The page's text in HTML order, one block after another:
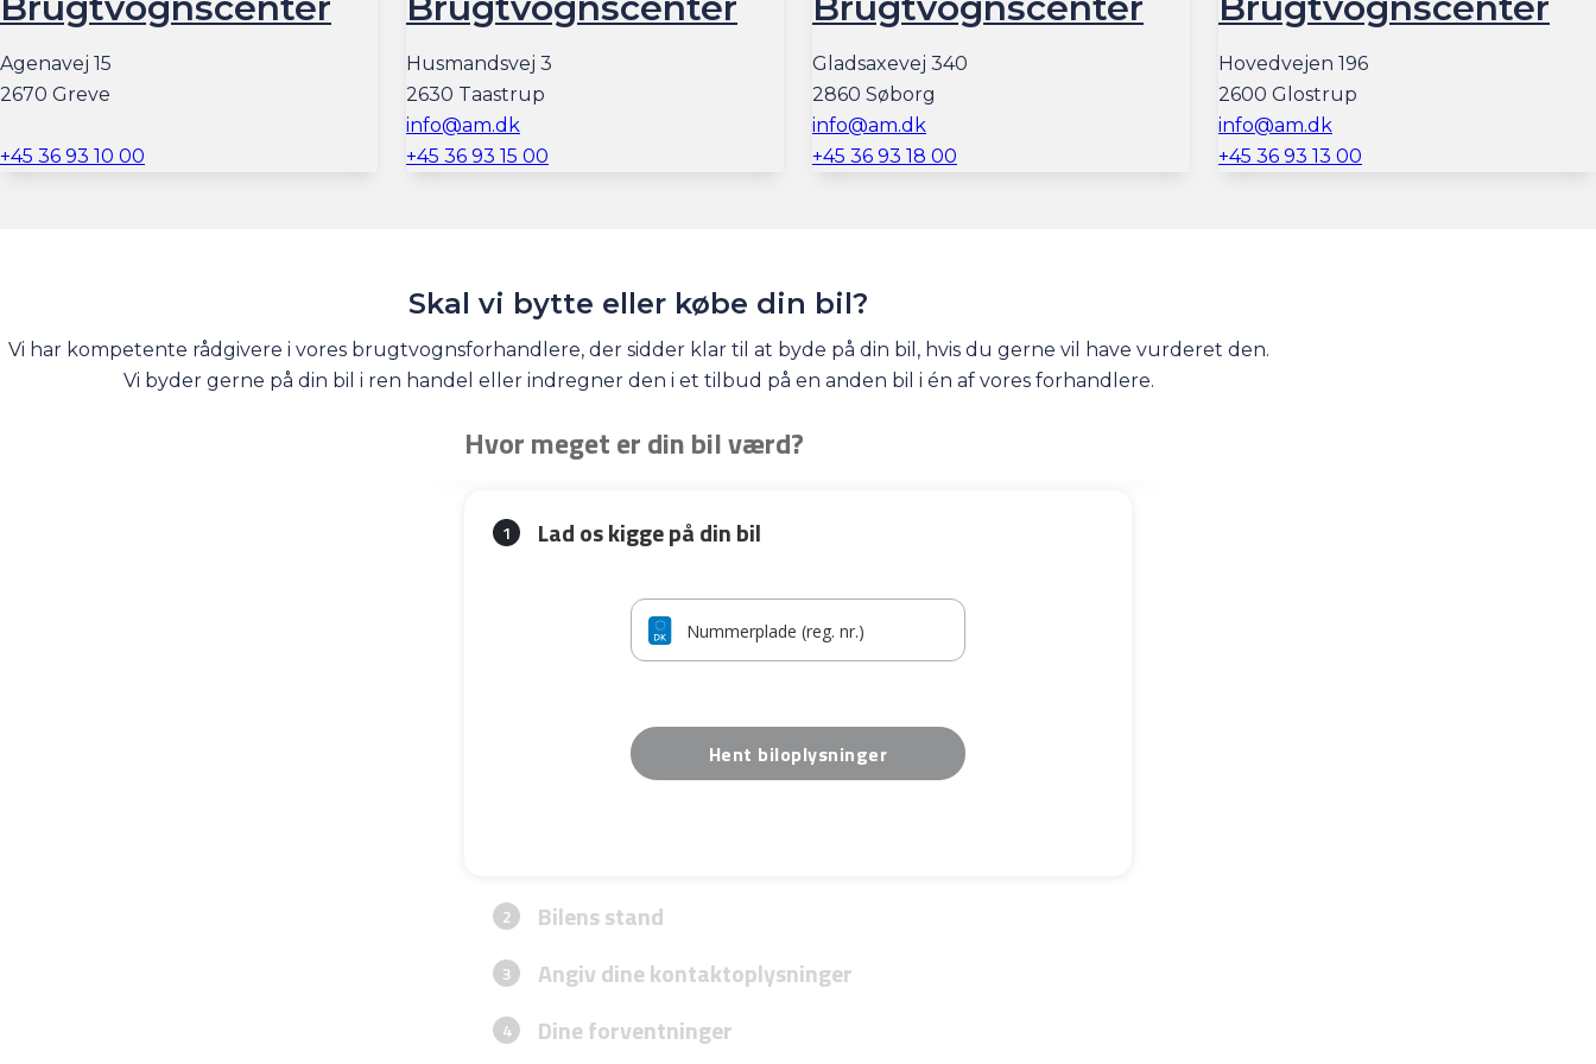
Agenavej 15
2670 Greve
+45 36 93 10 00
Husmandsvej 3
2630 Taastrup
info@am.dk
+45 36 93 15 00
Gladsaxevej 340
2860 Søborg
info@am.dk
+45 36 93 18 00
Hovedvejen 196
2600 Glostrup
info@am.dk
+45 36 93 13 00
Skal vi bytte eller købe din bil?
Vi har kompetente rådgivere i vores brugtvognsforhandlere, der sidder klar til at byde på din bil, hvis du gerne vil have vurderet den.
Vi byder gerne på din bil i ren handel eller indregner den i et tilbud på en anden bil i én af vores forhandlere.